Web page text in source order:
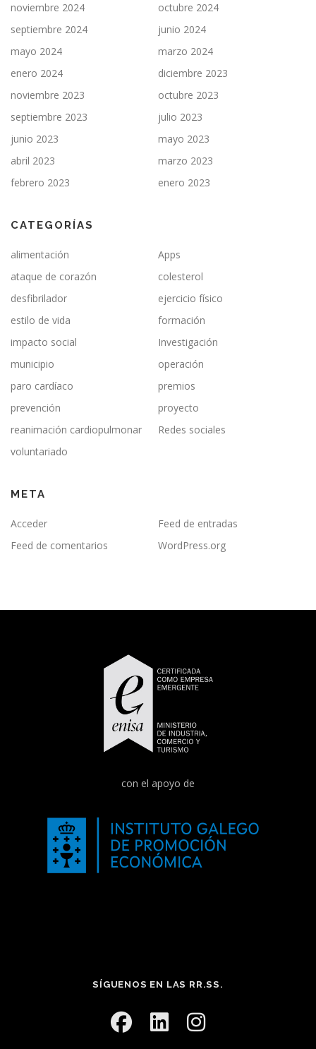
noviembre 2024
octubre 2024
septiembre 2024
junio 2024
mayo 2024
marzo 2024
enero 2024
diciembre 2023
noviembre 2023
octubre 2023
septiembre 2023
julio 2023
junio 2023
mayo 2023
abril 2023
marzo 2023
febrero 2023
enero 2023
CATEGORÍAS
alimentación
Apps
ataque de corazón
colesterol
desfibrilador
ejercicio físico
estilo de vida
formación
impacto social
Investigación
municipio
operación
paro cardíaco
premios
prevención
proyecto
reanimación cardiopulmonar
Redes sociales
voluntariado
META
Acceder
Feed de entradas
Feed de comentarios
WordPress.org
con el apoyo de
SÍGUENOS EN LAS RR.SS.